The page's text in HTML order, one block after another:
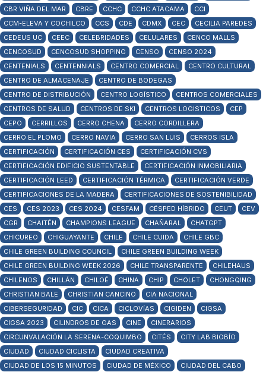
CBR VIÑA DEL MAR
CBRE CCHC CCHC ATACAMA
CCI
CCM-ELEVA Y COCHILCO
CCS CDE CDMX CEC
CECILIA PAREDES
CEDEUS UC
CEEC CELEBRIDADES CELULARES
CENCO MALLS
CENCOSUD
CENCOSUD SHOPPING CENSO
CENSO 2024
CENTENIALS
CENTENNIALS CENTRO COMERCIAL
CENTRO CULTURAL
CENTRO DE ALMACENAJE
CENTRO DE BODEGAS
CENTRO DE DISTRIBUCIÓN
CENTRO LOGÍSTICO
CENTROS COMERCIALES
CENTROS DE SALUD
CENTROS DE SKI CENTROS LOGISTICOS
CEP
CEPO
CERRILLOS CERRO CHENA
CERRO CORDILLERA
CERRO EL PLOMO
CERRO NAVIA CERRO SAN LUIS
CERROS ISLA
CERTIFICACIÓN
CERTIFICACIÓN CES
CERTIFICACIÓN CVS
CERTIFICACIÓN EDIFICIO SUSTENTABLE
CERTIFICACIÓN INMOBILIARIA
CERTIFICACIÓN LEED
CERTIFICACIÓN TÉRMICA
CERTIFICACIÓN VERDE
CERTIFICACIONES DE LA MADERA
CERTIFICACIONES DE SOSTENIBILIDAD
CES
CES 2023 CES 2024 CESFAM CÉSPED HÍBRIDO CEUT
CEV
CGR
CHAITÉN CHAMPIONS LEAGUE CHAÑARAL
CHATGPT
CHICUREO
CHIGUAYANTE CHILE CHILE CUIDA
CHILE GBC
CHILE GREEN BUILDING COUNCIL
CHILE GREEN BUILDING WEEK
CHILE GREEN BUILDING WEEK 2026
CHILE TRANSPARENTE
CHILEHAUS
CHILENOS
CHILLÁN CHILOÉ CHINA CHIP CHOLET
CHONGQING
CHRISTIAN BALE
CHRISTIAN CANCINO
CIA NACIONAL
CIBERSEGURIDAD
CIC CICA CICLOVÍAS CIGIDEN
CIGSA
CIGSA 2023
CILINDROS DE GAS CINE
CINERARIOS
CIRCUNVALACIÓN LA SERENA-COQUIMBO
CITÉS
CITY LAB BIOBÍO
CIUDAD
CIUDAD CICLISTA
CIUDAD CREATIVA
CIUDAD DE LOS 15 MINUTOS
CIUDAD DE MÉXICO CIUDAD DEL CABO